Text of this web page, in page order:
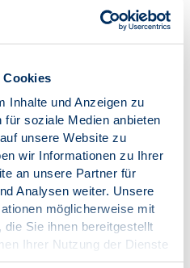
Cookies
Inhalte und Anzeigen zu
soziale Medien anbieten
unsere Website zu
wir Informationen zu Ihrer
an unsere Partner für
Analysen weiter. Unsere
möglicherweise mit
Sie ihnen bereitgestellt
Ihrer Nutzung der Dienste
zeitweise im Präsidium,
auch für den Start
weiblich, musisch,
naturverwoben und von
unbeeindruckt"
(62), Dipl.-Psych.
- ein
Juni 2014
(Nachruf Prof.